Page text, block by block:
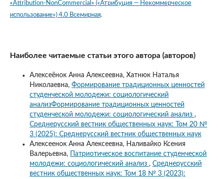
«Attribution-NonCommercial» («Атрибуция — Некоммерческое
использование») 4.0 Всемирная.
Наиболее читаемые статьи этого автора (авторов)
Алексеёнок Анна Алексеевна, Хатнюк Наталья
Николаевна, Формирование традиционных ценностей
студенческой молодежи: социологический
анализФормирование традиционных ценностей
студенческой молодежи: социологический анализ ,
Среднерусский вестник общественных наук: Том 20 №
3 (2025): Среднерусский вестник общественных наук
Алексеенок Анна Алексеевна, Наливайко Ксения
Валерьевна,
Патриотическое воспитание студенческой
молодежи: социологический анализ , Среднерусский
вестник общественных наук: Том 18 № 3 (2023):